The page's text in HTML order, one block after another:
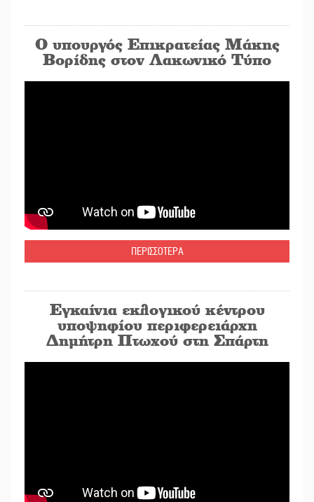
Ο υπουργός Επικρατείας Μάκης
Βορίδης στον Λακωνικό Τύπο
ΠΕΡΙΣΣΟΤΕΡΑ
Εγκαίνια εκλογικού κέντρου
υποψηφίου περιφερειάρχη
Δημήτρη Πτωχού στη Σπάρτη